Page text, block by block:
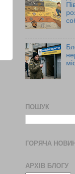
ПОШУК
ГОРЯЧА
АРХІВ БЛОГУ